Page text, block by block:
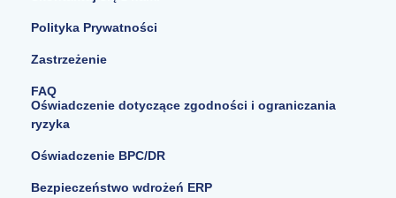
Polityka Prywatności
Zastrzeżenie
FAQ
Oświadczenie dotyczące zgodności i ograniczania
ryzyka
Oświadczenie BPC/DR
Bezpieczeństwo wdrożeń ERP